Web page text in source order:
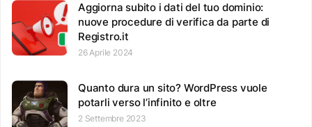
Aggiorna subito i dati del tuo dominio:
nuove procedure di verifica da parte di
Registro.it
26 Aprile 2024
Quanto dura un sito? WordPress vuole
potarli verso l’infinito e oltre
2 Settembre 2023